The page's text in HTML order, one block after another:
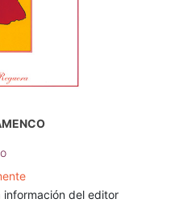
información del editor